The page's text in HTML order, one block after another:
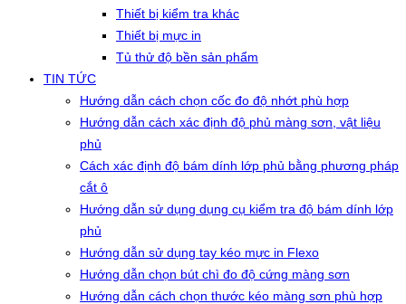
Thiết bị kiểm tra khác
Thiết bị mực in
Tủ thử độ bền sản phẩm
TIN TỨC
Hướng dẫn cách chọn cốc đo độ nhớt phù hợp
Hướng dẫn cách xác định độ phủ màng sơn, vật liệu
phủ
Cách xác định độ bám dính lớp phủ bằng phương pháp
cắt ô
Hướng dẫn sử dụng dụng cụ kiểm tra độ bám dính lớp
phủ
Hướng dẫn sử dụng tay kéo mực in Flexo
Hướng dẫn chọn bút chì đo độ cứng màng sơn
Hướng dẫn cách chọn thước kéo màng sơn phù hợp